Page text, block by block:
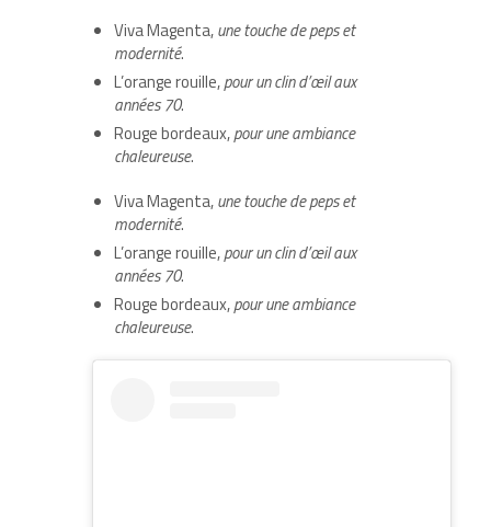
Viva Magenta,une touche de peps et
modernité.
L’orange rouille,pour un clin d’œil aux
années 70.
Rouge bordeaux,pour une ambiance
chaleureuse.
Viva Magenta,une touche de peps et
modernité.
L’orange rouille,pour un clin d’œil aux
années 70.
Rouge bordeaux,pour une ambiance
chaleureuse.